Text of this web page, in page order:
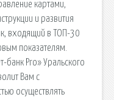
картами,
и развития
входящий в ТОП-30
показателям.
банк Pro» Уральского
Вам с
осуществлять